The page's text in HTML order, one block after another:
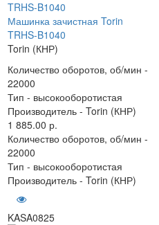
Машинка зачистная Torin
TRHS-B1040
Torin (КНР)
Количество оборотов, об/мин -
22000
Тип - высокооборотистая
Производитель - Torin (КНР)
1 885.00 р.
Количество оборотов, об/мин -
22000
Тип - высокооборотистая
Производитель - Torin (КНР)
KASA0825